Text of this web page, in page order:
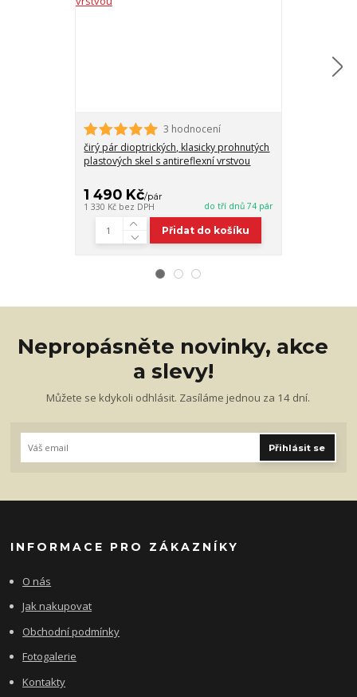
3 hodnocení
čirý pár dioptrických, klasicky prohnutých
plastových skel s antireflexní vrstvou
1 490 Kč/pár
1 330 Kč bez DPH do tří dnů 74 pár
Přidat do košíku
Nepropásněte novinky, akce
a slevy!
Můžete se kdykoli odhlásit. Zasíláme jednou za 14 dní.
Přihlásit se
INFORMACE PRO ZÁKAZNÍKY
O nás
Jak nakupovat
Obchodní podmínky
Fotogalerie
Kontakty